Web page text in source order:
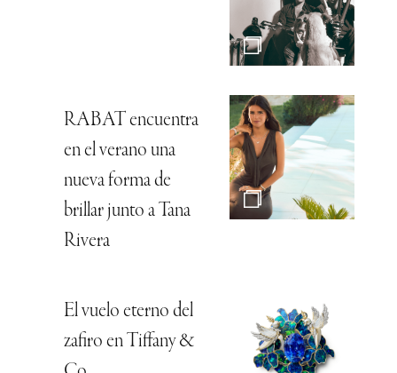
RABAT encuentra
en el verano una
nueva forma de
brillar junto a Tana
Rivera
El vuelo eterno del
zafiro en Tiffany &